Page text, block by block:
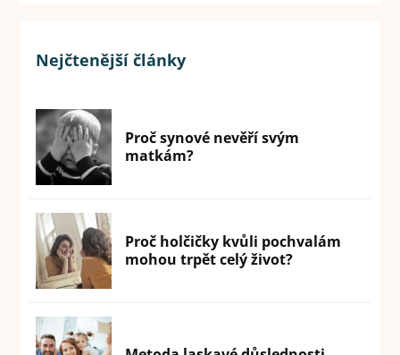
Nejčtenější články
Proč synové nevěří svým
matkám?
Proč holčičky kvůli pochvalám
mohou trpět celý život?